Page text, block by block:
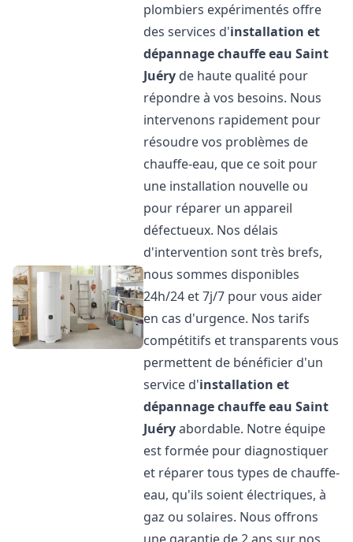
plombiers expérimentés offre
des services d'installation et
dépannage chauffe eau Saint
Juéry de haute qualité pour
répondre à vos besoins. Nous
intervenons rapidement pour
résoudre vos problèmes de
chauffe-eau, que ce soit pour
une installation nouvelle ou
pour réparer un appareil
défectueux. Nos délais
d'intervention sont très brefs,
nous sommes disponibles
24h/24 et 7j/7 pour vous aider
en cas d'urgence. Nos tarifs
compétitifs et transparents vous
permettent de bénéficier d'un
service d'installation et
dépannage chauffe eau Saint
Juéryabordable. Notre équipe
est formée pour diagnostiquer
et réparer tous types de chauffe-
eau, qu'ils soient électriques, à
gaz ou solaires. Nous offrons